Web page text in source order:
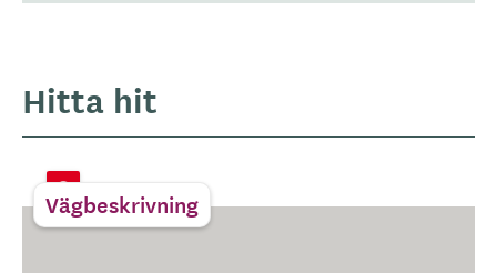
Hitta hit
Vägbeskrivning